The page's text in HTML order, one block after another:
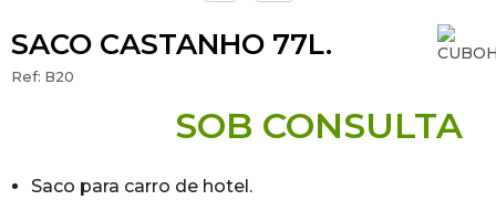
SACO CASTANHO 77L.
Ref: B20
SOB CONSULTA
Saco para carro de hotel.